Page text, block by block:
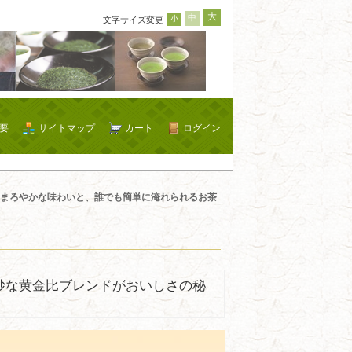
文字サイズ変更 小 中 大
ログイン
カート
サイトマップ
ろやかな味わいと、誰でも簡単に淹れられるお茶
黄金比ブレンドがおいしさの秘